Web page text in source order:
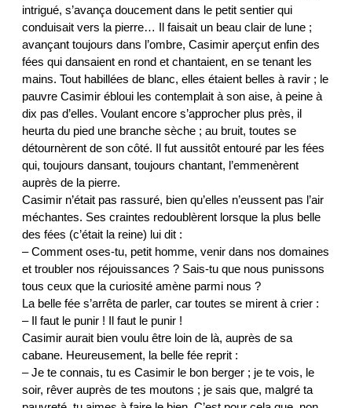
intrigué, s’avança doucement dans le petit sentier qui
conduisait vers la pierre… Il faisait un beau clair de lune ;
avançant toujours dans l’ombre, Casimir aperçut enfin des
fées qui dansaient en rond et chantaient, en se tenant les
mains. Tout habillées de blanc, elles étaient belles à ravir ; le
pauvre Casimir ébloui les contemplait à son aise, à peine à
dix pas d’elles. Voulant encore s’approcher plus près, il
heurta du pied une branche sèche ; au bruit, toutes se
détournèrent de son côté. Il fut aussitôt entouré par les fées
qui, toujours dansant, toujours chantant, l’emmenèrent
auprès de la pierre.
Casimir n’était pas rassuré, bien qu’elles n’eussent pas l’air
méchantes. Ses craintes redoublèrent lorsque la plus belle
des fées (c’était la reine) lui dit :
– Comment oses-tu, petit homme, venir dans nos domaines
et troubler nos réjouissances ? Sais-tu que nous punissons
tous ceux que la curiosité amène parmi nous ?
La belle fée s’arrêta de parler, car toutes se mirent à crier :
– Il faut le punir ! Il faut le punir !
Casimir aurait bien voulu être loin de là, auprès de sa
cabane. Heureusement, la belle fée reprit :
– Je te connais, tu es Casimir le bon berger ; je te vois, le
soir, rêver auprès de tes moutons ; je sais que, malgré ta